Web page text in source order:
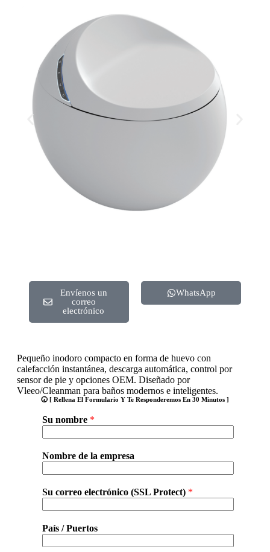
Envíenos un
correo
electrónico
WhatsApp
Pequeño inodoro compacto en forma de huevo con
calefacción instantánea, descarga automática, control por
sensor de pie y opciones OEM. Diseñado por
Vleeo/Cleanman para baños modernos e inteligentes.
🕢 [ Rellena El Formulario Y Te Responderemos En 30 Minutos ]
Su nombre *
Nombre de la empresa
Su correo electrónico (SSL Protect) *
País / Puertos